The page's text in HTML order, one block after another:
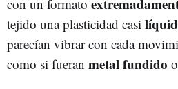
con un formato
tejido una plasticidad casi
parecían vibrar con cada
como si fueran metal fundido o